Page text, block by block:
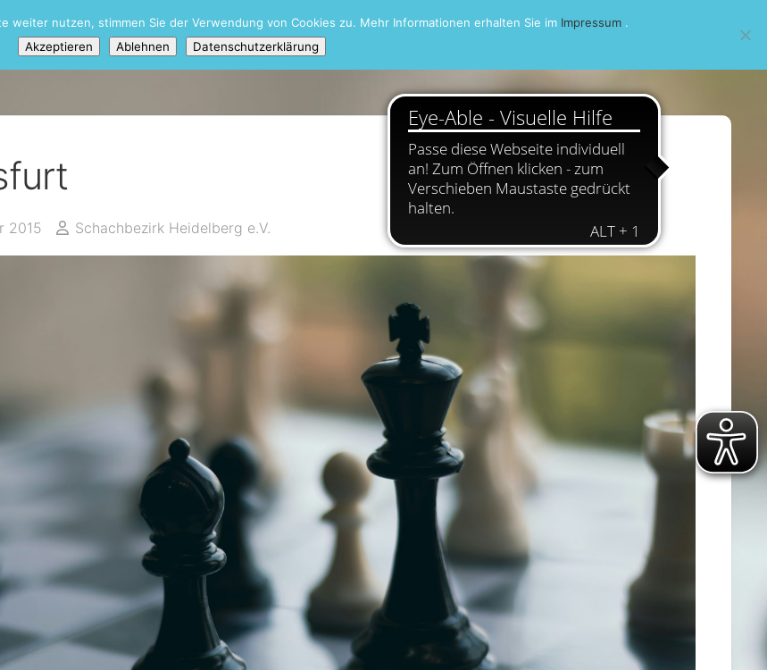
2015 Schachbezirk Heidelberg e.V.
weiter nutzen, stimmen Sie der Verwendung von Cookies zu. Mehr Informationen erhalten Sie im Impressum .
Akzeptieren
Ablehnen Datenschutzerklärung